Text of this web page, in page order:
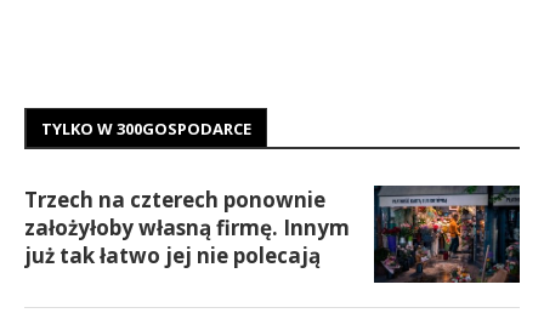
TYLKO W 300GOSPODARCE
Trzech na czterech ponownie
założyłoby własną firmę. Innym
już tak łatwo jej nie polecają